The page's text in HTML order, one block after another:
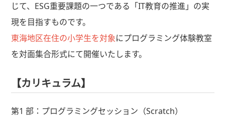
じて、ESG重要課題の一つである「IT教育の推進」の実
現を目指すものです。
東海地区在住の小学生を対象にプログラミング体験教室
を対面集合形式にて開催いたします。
【カリキュラム】
第1 部：プログラミングセッション（Scratch）